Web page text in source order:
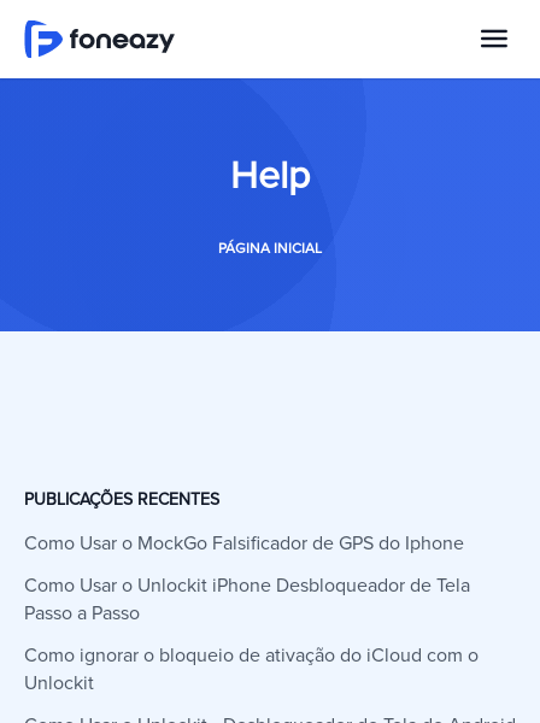
Help
PÁGINA INICIAL
PUBLICAÇÕES RECENTES
Como Usar o MockGo Falsificador de GPS do Iphone
Como Usar o Unlockit iPhone Desbloqueador de Tela
Passo a Passo
Como ignorar o bloqueio de ativação do iCloud com o
Unlockit